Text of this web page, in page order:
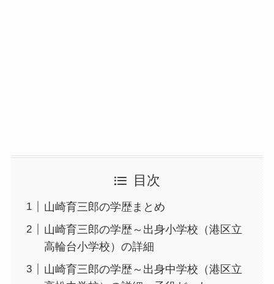
目次
山崎育三郎の学歴まとめ
山崎育三郎の学歴～出身小学校（港区立
高輪台小学校）の詳細
山崎育三郎の学歴～出身中学校（港区立